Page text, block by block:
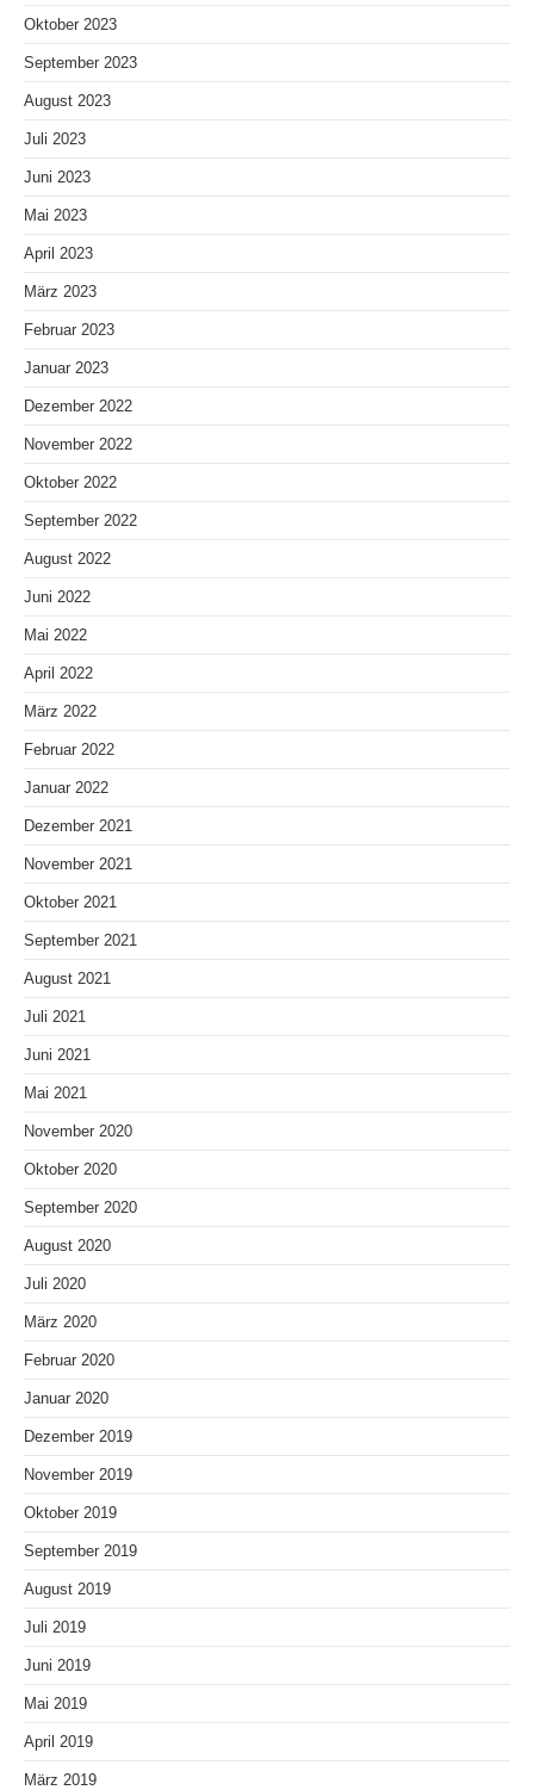
Oktober 2023
September 2023
August 2023
Juli 2023
Juni 2023
Mai 2023
April 2023
März 2023
Februar 2023
Januar 2023
Dezember 2022
November 2022
Oktober 2022
September 2022
August 2022
Juni 2022
Mai 2022
April 2022
März 2022
Februar 2022
Januar 2022
Dezember 2021
November 2021
Oktober 2021
September 2021
August 2021
Juli 2021
Juni 2021
Mai 2021
November 2020
Oktober 2020
September 2020
August 2020
Juli 2020
März 2020
Februar 2020
Januar 2020
Dezember 2019
November 2019
Oktober 2019
September 2019
August 2019
Juli 2019
Juni 2019
Mai 2019
April 2019
März 2019